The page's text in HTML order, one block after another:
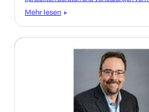
Erfahren Sie mehr.
Mehr lesen